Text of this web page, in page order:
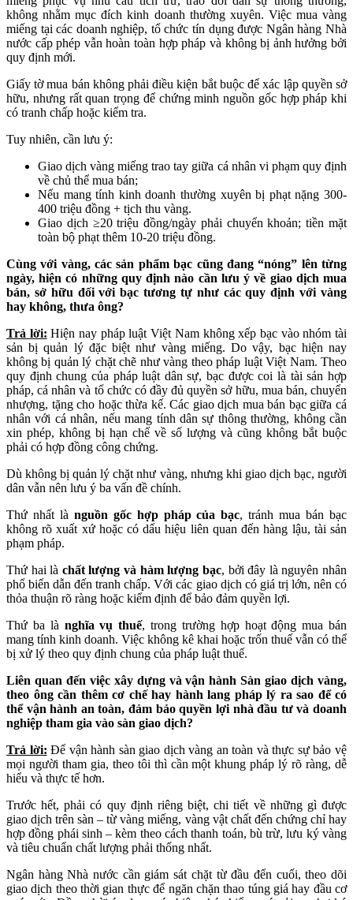
không nhằm mục đích kinh doanh thường xuyên. Việc mua vàng
miếng tại các doanh nghiệp, tổ chức tín dụng được Ngân hàng Nhà
nước cấp phép vẫn hoàn toàn hợp pháp và không bị ảnh hưởng bởi
quy định mới.
Giấy tờ mua bán không phải điều kiện bắt buộc để xác lập quyền sở
hữu, nhưng rất quan trọng để chứng minh nguồn gốc hợp pháp khi
có tranh chấp hoặc kiểm tra.
Tuy nhiên, cần lưu ý:
Giao dịch vàng miếng trao tay giữa cá nhân vi phạm quy định
về chủ thể mua bán;
Nếu mang tính kinh doanh thường xuyên bị phạt nặng 300-
400 triệu đồng + tịch thu vàng.
Giao dịch ≥20 triệu đồng/ngày phải chuyển khoản; tiền mặt
toàn bộ phạt thêm 10-20 triệu đồng.
Cùng với vàng, các sản phẩm bạc cũng đang “nóng” lên từng
ngày, hiện có những quy định nào cần lưu ý về giao dịch mua
bán, sở hữu đối với bạc tương tự như các quy định với vàng
hay không, thưa ông?
Trả lời: Hiện nay pháp luật Việt Nam không xếp bạc vào nhóm tài
sản bị quản lý đặc biệt như vàng miếng. Do vậy, bạc hiện nay
không bị quản lý chặt chẽ như vàng theo pháp luật Việt Nam. Theo
quy định chung của pháp luật dân sự, bạc được coi là tài sản hợp
pháp, cá nhân và tổ chức có đầy đủ quyền sở hữu, mua bán, chuyển
nhượng, tặng cho hoặc thừa kế. Các giao dịch mua bán bạc giữa cá
nhân với cá nhân, nếu mang tính dân sự thông thường, không cần
xin phép, không bị hạn chế về số lượng và cũng không bắt buộc
phải có hợp đồng công chứng.
Dù không bị quản lý chặt như vàng, nhưng khi giao dịch bạc, người
dân vẫn nên lưu ý ba vấn đề chính.
Thứ nhất là nguồn gốc hợp pháp của bạc, tránh mua bán bạc
không rõ xuất xứ hoặc có dấu hiệu liên quan đến hàng lậu, tài sản
phạm pháp.
Thứ hai là chất lượng và hàm lượng bạc, bởi đây là nguyên nhân
phổ biến dẫn đến tranh chấp. Với các giao dịch có giá trị lớn, nên có
thỏa thuận rõ ràng hoặc kiểm định để bảo đảm quyền lợi.
Thứ ba là nghĩa vụ thuế, trong trường hợp hoạt động mua bán
mang tính kinh doanh. Việc không kê khai hoặc trốn thuế vẫn có thể
bị xử lý theo quy định chung của pháp luật thuế.
Liên quan đến việc xây dựng và vận hành Sàn giao dịch vàng,
theo ông cần thêm cơ chế hay hành lang pháp lý ra sao để có
thể vận hành an toàn, đảm bảo quyền lợi nhà đầu tư và doanh
nghiệp tham gia vào sàn giao dịch?
Trả lời: Để vận hành sàn giao dịch vàng an toàn và thực sự bảo vệ
mọi người tham gia, theo tôi thì cần một khung pháp lý rõ ràng, dễ
hiểu và thực tế hơn.
Trước hết, phải có quy định riêng biệt, chi tiết về những gì được
giao dịch trên sàn – từ vàng miếng, vàng vật chất đến chứng chỉ hay
hợp đồng phái sinh – kèm theo cách thanh toán, bù trừ, lưu ký vàng
và tiêu chuẩn chất lượng phải thống nhất.
Ngân hàng Nhà nước cần giám sát chặt từ đầu đến cuối, theo dõi
giao dịch theo thời gian thực để ngăn chặn thao túng giá hay đầu cơ